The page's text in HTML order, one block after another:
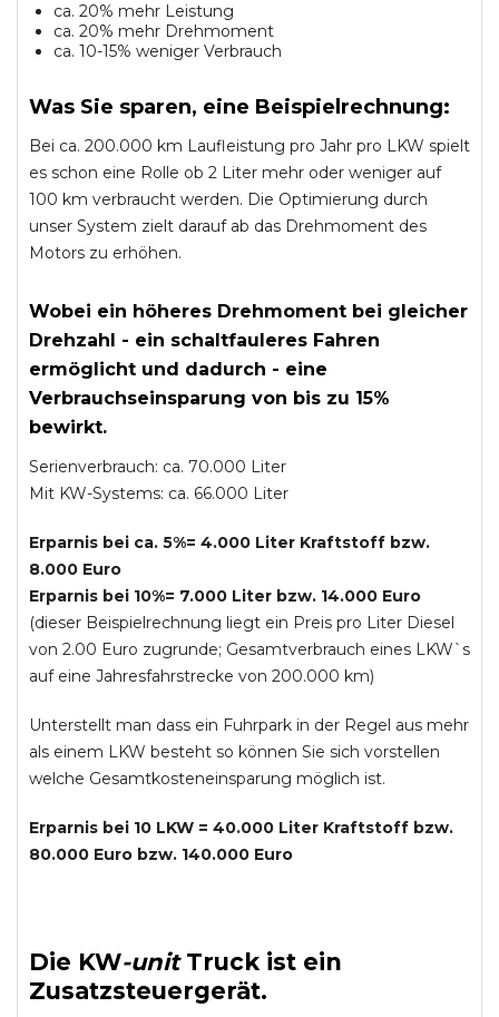
ca. 20% mehr Leistung
ca. 20% mehr Drehmoment
ca. 10-15% weniger Verbrauch
Was Sie sparen, eine Beispielrechnung:
Bei ca. 200.000 km Laufleistung pro Jahr pro LKW spielt
es schon eine Rolle ob 2 Liter mehr oder weniger auf
100 km verbraucht werden. Die Optimierung durch
unser System zielt darauf ab das Drehmoment des
Motors zu erhöhen.
Wobei ein höheres Drehmoment bei gleicher
Drehzahl - ein schaltfauleres Fahren
ermöglicht und dadurch - eine
Verbrauchseinsparung von bis zu 15%
bewirkt.
Serienverbrauch: ca. 70.000 Liter
Mit KW-Systems: ca. 66.000 Liter
Erparnis bei ca. 5%= 4.000 Liter Kraftstoff bzw.
8.000 Euro
Erparnis bei 10%= 7.000 Liter bzw. 14.000 Euro
(dieser Beispielrechnung liegt ein Preis pro Liter Diesel
von 2.00 Euro zugrunde; Gesamtverbrauch eines LKW`s
auf eine Jahresfahrstrecke von 200.000 km)
Unterstellt man dass ein Fuhrpark in der Regel aus mehr
als einem LKW besteht so können Sie sich vorstellen
welche Gesamtkosteneinsparung möglich ist.
Erparnis bei 10 LKW = 40.000 Liter Kraftstoff bzw.
80.000 Euro bzw. 140.000 Euro
Die KW-unit Truckist ein
Zusatzsteuergerät.